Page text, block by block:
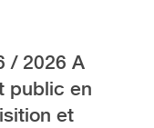
/ 2026 A
public en
et